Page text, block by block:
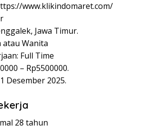
www.klikindomaret.com/
Jawa Timur.
atau Wanita
Full Time
– Rp5500000.
Desember 2025.
28 tahun